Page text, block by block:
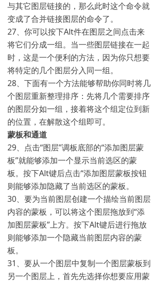
与其它图层链接的，那么此时这个命令就
变成了合并链接图层的命令了。
27、你可以按下Alt件在图层之间点击来
将它们分成一组。当一些图层链接在一起
时，这是一个便利的方法，因为你只想要
将特定的几个图层分入同一组。
28、下面有一个方法能够帮助你同时将几
个图层重新整理排序：先将几个需要排序
的图层分如一组，接着将这个组定位到新
的位置，在解散这个组即可。
蒙板和通道
29、点击“图层”调板底部的“添加图层蒙
板”就能够添加一个显示当前选区的蒙
板。按下Alt键后点击“添加图层蒙板按钮
则能够添加隐藏了当前选区的蒙板。
30、要为当前图层创建一个描绘当前图层
内容的蒙板，可以将这个图层拖放到“添
加图层蒙板”上方。按下Alt键后进行拖放
则能够添加一个隐藏当前图层内容的蒙
板。
31、要从一个图层中复制一个图层蒙板到
另一个图层上，首先先选择你想要应用蒙